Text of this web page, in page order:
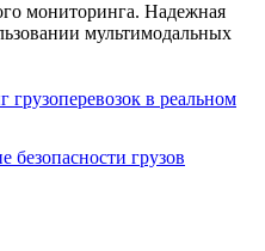
мониторинга. Надежная
мультимодальных
грузоперевозок в реальном
безопасности грузов